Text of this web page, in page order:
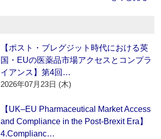
【ポスト・ブレグジット時代における英
国・EUの医薬品市場アクセスとコンプラ
イアンス】第4回…
2026年07月23日 (木)
【UK–EU Pharmaceutical Market Access
and Compliance in the Post-Brexit Era】
4.Complianc…